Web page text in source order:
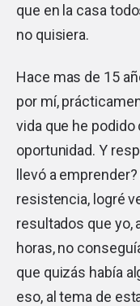
que en la casa
no quisiera.
Hace mas de 15
por mí,
vida que he
oportunidad. Y
llevó a
resistencia, logré
resultados que yo,
horas, no
que quizás había
eso, al tema de